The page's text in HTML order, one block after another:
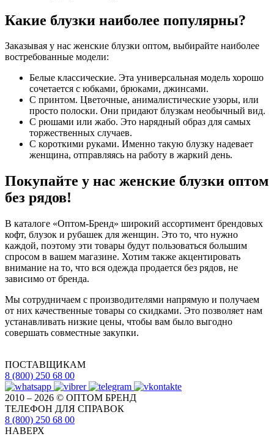
Какие блузки наиболее популярны?
Заказывая у нас женские блузки оптом, выбирайте наиболее
востребованные модели:
Белые классические. Эта универсальная модель хорошо
сочетается с юбками, брюками, джинсами.
С принтом. Цветочные, анималистические узоры, или
просто полоски. Они придают блузкам необычный вид.
С рюшами или жабо. Это нарядный образ для самых
торжественных случаев.
С короткими руками. Именно такую блузку надевает
женщина, отправляясь на работу в жаркий день.
Покупайте у нас женские блузки оптом
без рядов!
В каталоге «Оптом-Бренд» широкий ассортимент брендовых
кофт, блузок и рубашек для женщин. Это то, что нужно
каждой, поэтому эти товары будут пользоваться большим
спросом в вашем магазине. Хотим также акцентировать
внимание на то, что вся одежда продается без рядов, не
зависимо от бренда.
Мы сотрудничаем с производителями напрямую и получаем
от них качественные товары со скидками. Это позволяет нам
устанавливать низкие цены, чтобы вам было выгодно
совершать совместные закупки.
ПОСТАВЩИКАМ
8 (800) 250 68 00
2010 – 2026 © ОПТОМ БРЕНД
ТЕЛЕФОН ДЛЯ СПРАВОК
8 (800) 250 68 00
НАВЕРХ